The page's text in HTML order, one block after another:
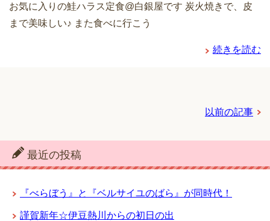
お気に入りの鮭ハラス定食@白銀屋です 炭火焼きで、皮
まで美味しい♪ また食べに行こう
続きを読む
以前の記事
最近の投稿
『べらぼう』と『ベルサイユのばら』が同時代！
謹賀新年☆伊豆熱川からの初日の出